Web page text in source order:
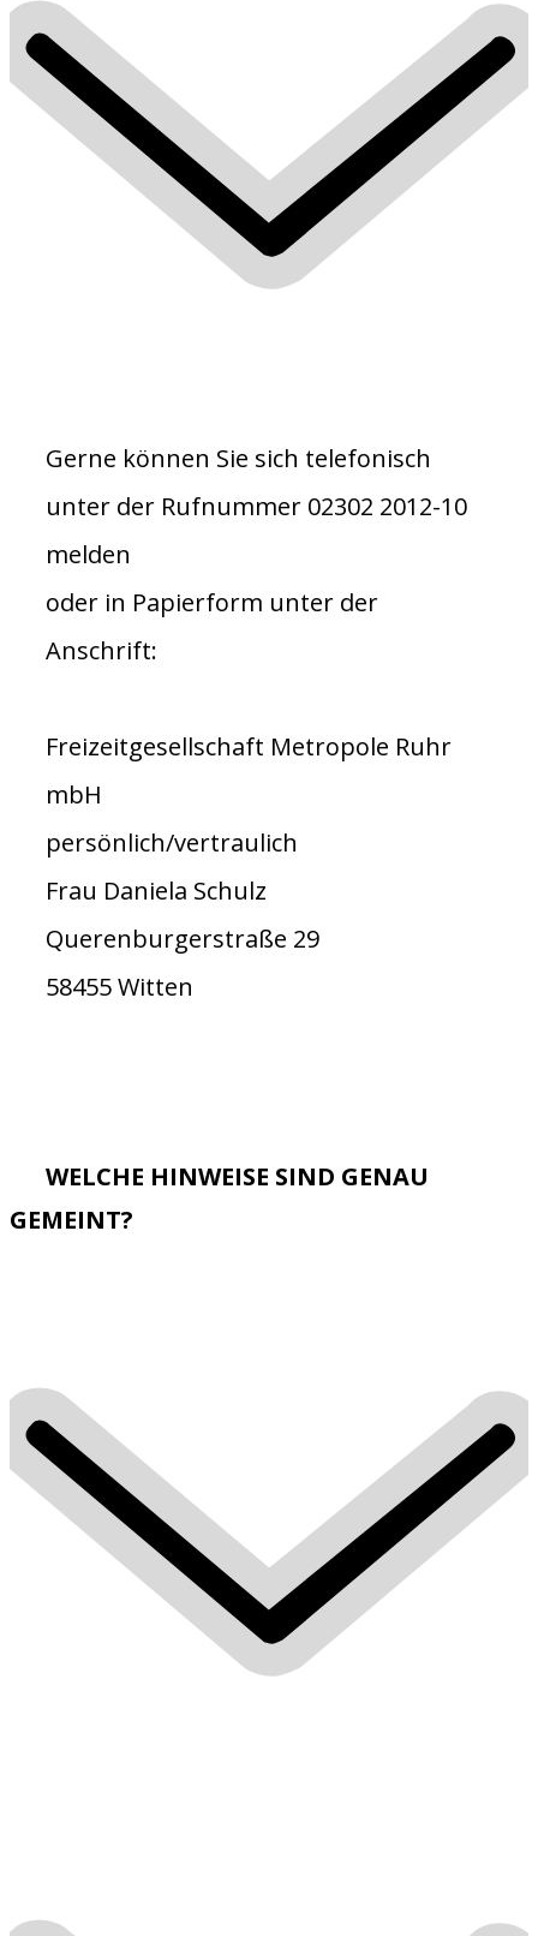
Gerne können Sie sich telefonisch
unter der Rufnummer 02302 2012-10
melden
oder in Papierform unter der
Anschrift:
Freizeitgesellschaft Metropole Ruhr
mbH
persönlich/vertraulich
Frau Daniela Schulz
Querenburgerstraße 29
58455 Witten
WELCHE HINWEISE SIND GENAU
GEMEINT?